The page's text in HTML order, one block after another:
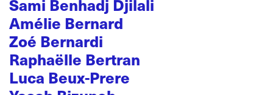
Sami Benhadj Djilali
Amélie Bernard
Zoé Bernardi
Raphaëlle Bertran
Luca Beux-Prere